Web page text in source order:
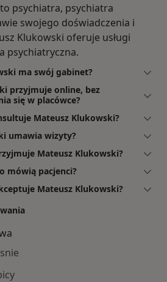
psychiatra, psychiatra
swojego doświadczenia i
Klukowski oferuje usługi
psychiatryczna.
ma swój gabinet?
przyjmuje online, bez
się w placówce?
Mateusz Klukowski?
umawia wizyty?
Mateusz Klukowski?
mówią pacjenci?
Mateusz Klukowski?